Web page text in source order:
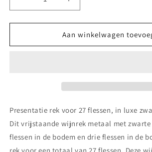
Aantal
verlagen
voor
Free
Aantal
verhogen
voor
Wijnrek
Free
Aan winkelwagen
Presentatie rek voor 27 flessen, in luxe
Dit vrijstaande wijnrek metaal met zwarte
flessen in de bodem en drie flessen in de